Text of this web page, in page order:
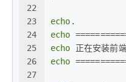
22
23
24
25
26
27
echo .
echo
echo 正在安装前
echo